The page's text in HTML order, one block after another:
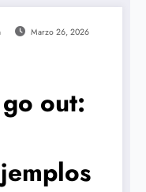
Marzo 26, 2026
out: